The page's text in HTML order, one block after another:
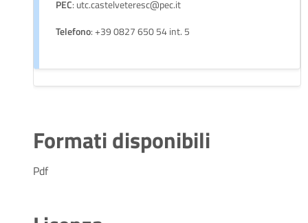
PEC: utc.castelveteresc@pec.it
Telefono: +39 0827 650 54 int. 5
Formati disponibili
Pdf